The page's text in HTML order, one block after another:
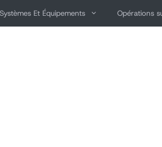
Systèmes Et Équipements Opérations